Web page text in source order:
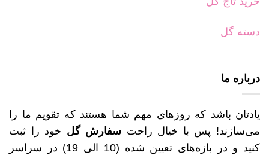
دسته گل
درباره ما
یادتان باشد که روزهای مهم شما هستند که تقویم ما را
می‌سازند! پس با خیال راحت سفارش گل خود را ثبت
کنید و در بازه‌های تعیین شده (10 الی 19) در سراسر